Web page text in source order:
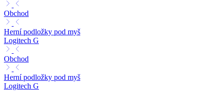
Obchod
Herní podložky pod myš
Logitech G
Obchod
Herní podložky pod myš
Logitech G